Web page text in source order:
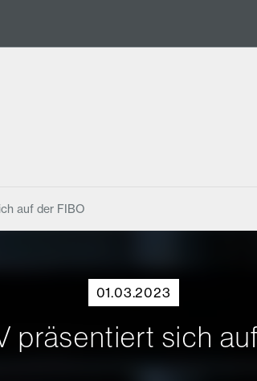
auf der FIBO
01.03.2023
präsentiert sich